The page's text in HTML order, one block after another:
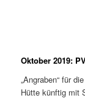
Oktober 2019:
„Angraben“ für
Hütte künftig mit